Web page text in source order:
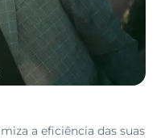
a eficiência das suas